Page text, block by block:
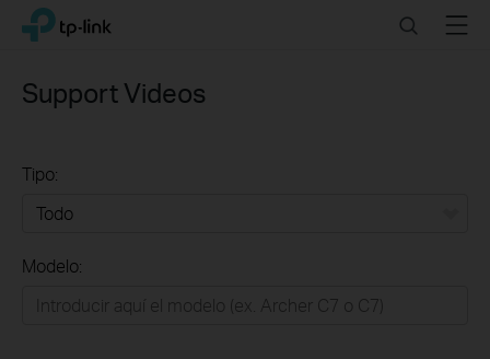
Click
navigation
TP-Link, Reliably Smart SearchMenu
Support Videos
Tipo:
Modelo: